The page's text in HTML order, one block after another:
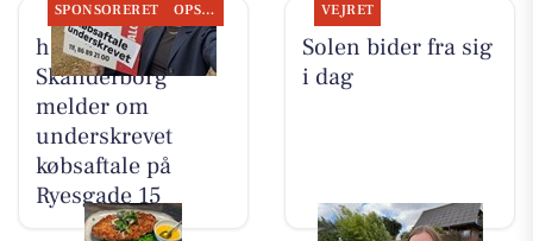
SPONSORERET OPSLAGSTAVLEN
home
Skanderborg
melder om
underskrevet
købsaftale på
Ryesgade 15
VEJRET
Solen bider fra sig
i dag